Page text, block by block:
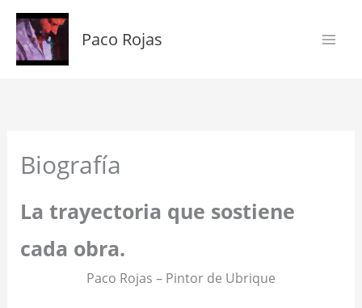
contenido
Paco Rojas
Biografía
La trayectoria que sostiene
cada obra.
Paco Rojas – Pintor de Ubrique